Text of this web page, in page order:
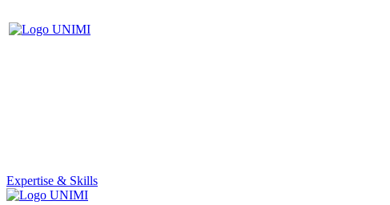
Expertise & Skills